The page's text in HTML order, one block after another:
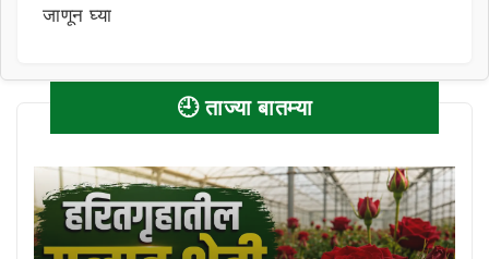
जाणून घ्या
🕘 ताज्या बातम्या